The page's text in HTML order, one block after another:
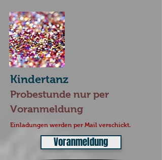
Kindertanz
Probestunde nur per
Voranmeldung
Einladungen werden per Mail verschickt.
Voranmeldung